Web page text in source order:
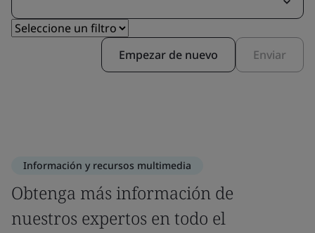
Empezar de nuevo Enviar
Información y recursos multimedia
Obtenga más información de
nuestros expertos en todo el